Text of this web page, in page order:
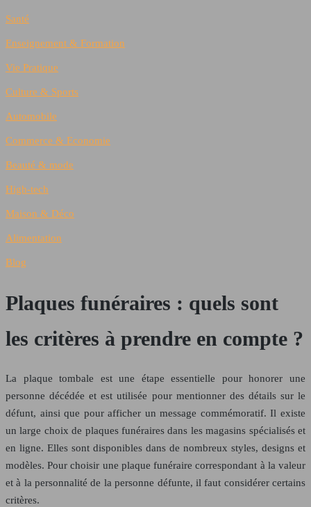
Santé
Enseignement & Formation
Vie Pratique
Culture & Sports
Automobile
Commerce & Economie
Beauté & mode
High-tech
Maison & Déco
Alimentation
Blog
Plaques funéraires : quels sont
les critères à prendre en compte ?
La plaque tombale est une étape essentielle pour honorer une
personne décédée et est utilisée pour mentionner des détails sur le
défunt, ainsi que pour afficher un message commémoratif. Il existe
un large choix de plaques funéraires dans les magasins spécialisés et
en ligne. Elles sont disponibles dans de nombreux styles, designs et
modèles. Pour choisir une plaque funéraire correspondant à la valeur
et à la personnalité de la personne défunte, il faut considérer certains
critères.